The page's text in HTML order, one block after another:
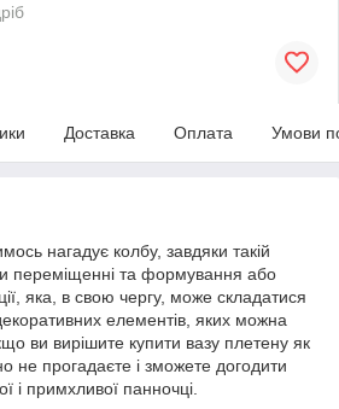
Доставка Оплата Умови
нагадує колбу, завдяки такій
переміщенні та формування або
яка, в свою чергу, може складатися
елементів, яких можна
ви вирішите купити вазу плетену як
не прогадаєте і зможете догодити
і примхливої панночці.